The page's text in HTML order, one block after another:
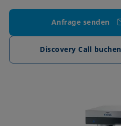
Anfrage senden
Discovery Call buchen